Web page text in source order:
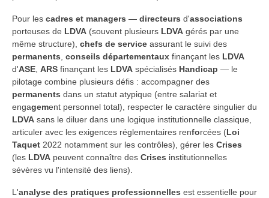
Pour les cadres et managers — directeurs d'associations
porteuses de LDVA (souvent plusieurs LDVA gérés par une
même structure), chefs de service assurant le suivi des
permanents conseils départementaux finançant les LDVA
d'ASE ARS finançant les LDVA spécialisés Handicap — le
pilotage combine plusieurs défis : accompagner des
permanents dans un statut atypique (entre salariat et
engagement personnel total), respecter le caractère singulier du
LDVA sans le diluer dans une logique institutionnelle classique,
articuler avec les exigences réglementaires renforcées (Loi
Taquet 2022 notamment sur les contrôles), gérer les Crises
(les LDVA peuvent connaître des Crises institutionnelles
sévères vu l'intensité des liens).
L'analyse des pratiques professionnelles est essentielle pour